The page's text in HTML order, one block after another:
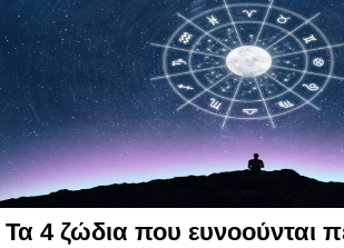
Τα 4 ζώδια που ευνοούνται